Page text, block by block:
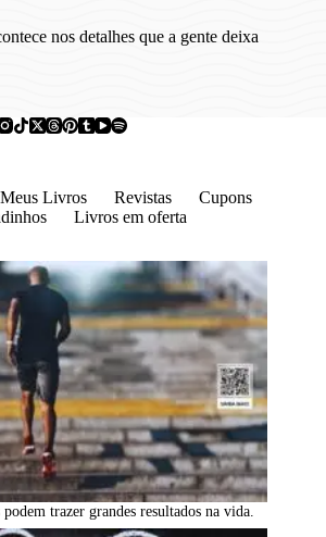
nos detalhes que a gente deixa
Meus Livros Revistas
Cupons
Livros em oferta
trazer grandes resultados na vida.